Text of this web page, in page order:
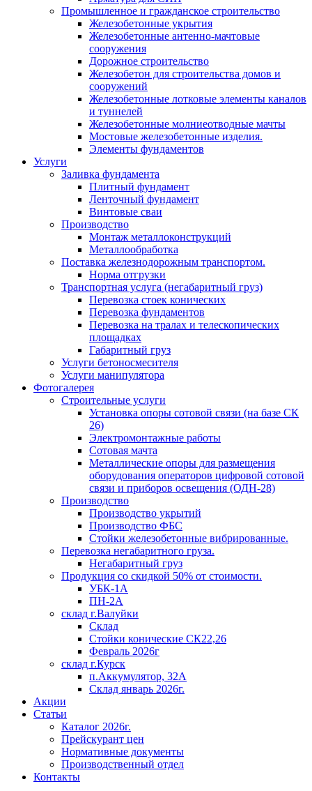
Промышленное и гражданское строительство
Железобетонные укрытия
Железобетонные антенно-мачтовые
сооружения
Дорожное строительство
Железобетон для строительства домов и
сооружений
Железобетонные лотковые элементы каналов
и туннелей
Железобетонные молниеотводные мачты
Мостовые железобетонные изделия.
Элементы фундаментов
Услуги
Заливка фундамента
Плитный фундамент
Ленточный фундамент
Винтовые сваи
Производство
Монтаж металлоконструкций
Металлообработка
Поставка железнодорожным транспортом.
Норма отгрузки
Транспортная услуга (негабаритный груз)
Перевозка стоек конических
Перевозка фундаментов
Перевозка на тралах и телескопических
площадках
Габаритный груз
Услуги бетоносмесителя
Услуги манипулятора
Фотогалерея
Строительные услуги
Установка опоры сотовой связи (на базе СК
26)
Электромонтажные работы
Сотовая мачта
Металлические опоры для размещения
оборудования операторов цифровой сотовой
связи и приборов освещения (ОДН-28)
Производство
Производство укрытий
Производство ФБС
Стойки железобетонные вибрированные.
Перевозка негабаритного груза.
Негабаритный груз
Продукция со скидкой 50% от стоимости.
УБК-1А
ПН-2А
склад г.Валуйки
Склад
Стойки конические СК22,26
Февраль 2026г
склад г.Курск
п.Аккумулятор, 32А
Склад январь 2026г.
Акции
Статьи
Каталог 2026г.
Прейскурант цен
Нормативные документы
Производственный отдел
Контакты